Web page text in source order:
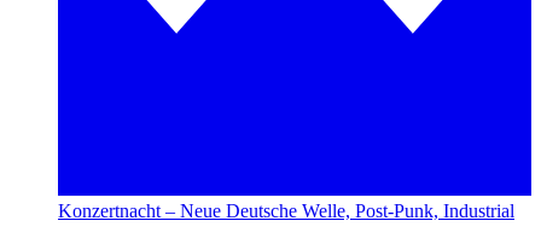
Konzertnacht – Neue Deutsche Welle, Post-Punk, Industrial